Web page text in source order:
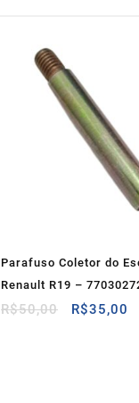
Parafuso Coletor do
Renault R19 –
R$50,00
O
R$35,00